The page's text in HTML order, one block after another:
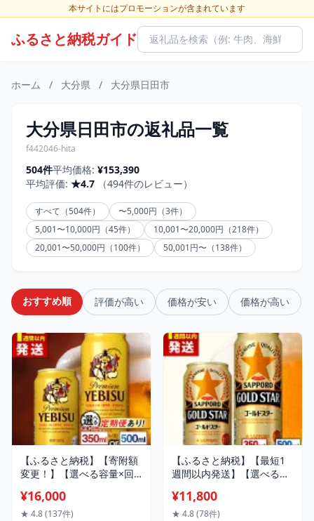
本サイトにはプロモーションが含まれています
ふるさと納税ガイド
ホーム / 大分県 / 大分県日田市
大分県日田市の返礼品一覧
f442046-hita
504件平均価格: ¥153,390
平均評価: ★4.7 （494件のレビュー）
すべて（504件）
〜5,000円（3件）
5,001〜10,000円（45件）
10,001〜20,000円（218件）
20,001〜50,000円（100件）
50,001円〜（138件）
おすすめ順 評価が高い 価格が安い 価格が高い
【ふるさと納税】【寄附額
変更！】【選べる容量×回
ル 350ml or 500ml ×24本
ビール サッポロ エビス お
¥16,000
★ 4.8 (137件)
【ふるさと納税】【最短1
週間以内発送】【選べる容
STAR 350ml or 500ml ×24
本 ビール サッポロ ゴール
¥11,800
★ 4.8 (78件)